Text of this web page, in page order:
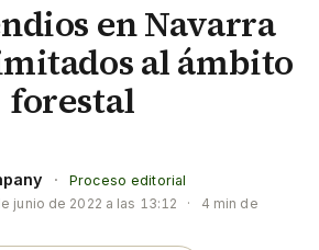
en Navarra
al ámbito
forestal
·
Proceso editorial
junio de 2022 a las 13:12 ·
4 min de